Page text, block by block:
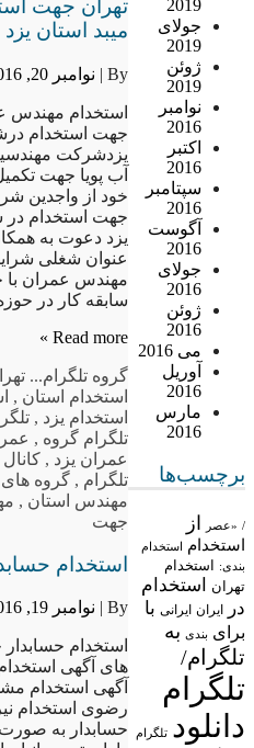
2019
جولای
2019
ژوئن
2019
نوامبر
2016
اکتبر
2016
سپتامبر
2016
آگوست
2016
جولای
2016
ژوئن
2016
می 2016
آوریل
2016
مارس
2016
برچسب‌ها
/ «عصر از
استخدام استخدام
بندی: استخدام
تهران
استخدام
در
ایران ایرانی با
برای بندی به
تلگرام/
تلگرام
دانلود تلگرام
تهران جهت
میبد استان یزد
By | نوامبر 20, 2016
استخدام مهندس
جهت استخدام
یزدشرکت
آب پویا جهت
خود از واجدین
جهت استخدام در
یزد دعوت به
عنوان شغلی
سابقه کار در
Read more »
گروه تلگرام...
استخدام استان ,
استخدام یزد ,
تلگرام گروه ,
عمران یزد ,
تلگرام , گروه های
مهندس استان ,
جهت
استخدام
By | نوامبر 19, 2016
استخدام
های آگهی
آگهی استخدام
رضوی استخدام
حسابدار به